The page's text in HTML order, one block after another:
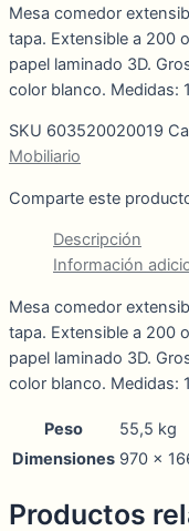
Mesa comedor
tapa. Extensible a 200
papel laminado 3D.
color blanco. Medidas:
SKU 603520020019
Mobiliario
Comparte este
Descripción
Información
Mesa comedor
tapa. Extensible a 200
papel laminado 3D.
color blanco. Medidas:
Peso
55,5 kg
Dimensiones 970 ×
Productos